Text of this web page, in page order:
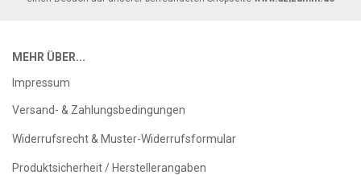
MEHR ÜBER...
Impressum
Versand- & Zahlungsbedingungen
Widerrufsrecht & Muster-Widerrufsformular
Produktsicherheit / Herstellerangaben